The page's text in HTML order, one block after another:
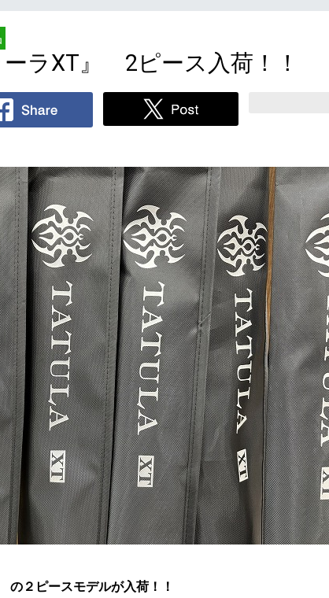
ラXT』 2ピース入荷！！
の２ピースモデルが入荷！！